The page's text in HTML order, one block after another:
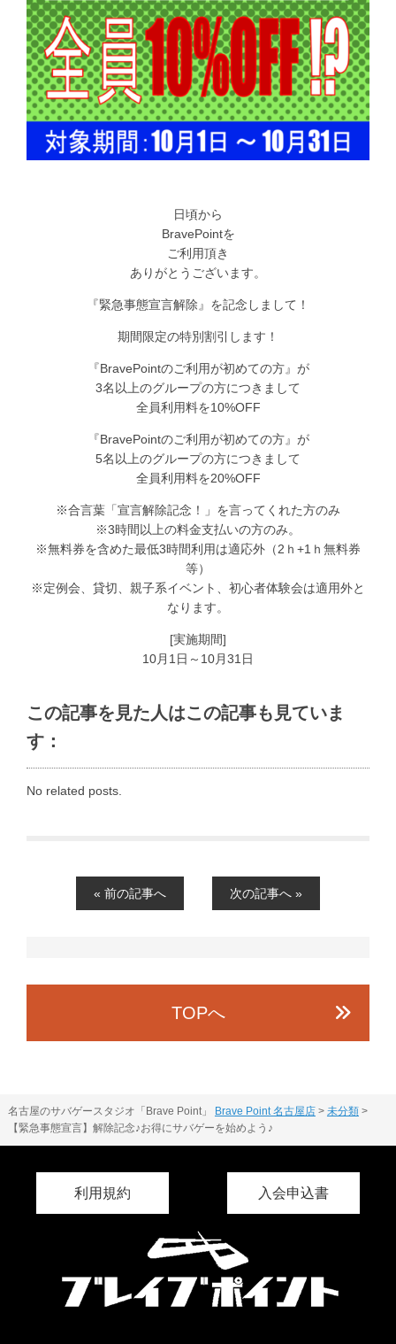
日頃から
BravePointを
ご利用頂き
ありがとうございます。
『緊急事態宣言解除』を記念しまして！
期間限定の特別割引します！
『BravePointのご利用が初めての方』が
3名以上のグループの方につきまして
全員利用料を10%OFF
『BravePointのご利用が初めての方』が
5名以上のグループの方につきまして
全員利用料を20%OFF
※合言葉「宣言解除記念！」を言ってくれた方のみ
※3時間以上の料金支払いの方のみ。
※無料券を含めた最低3時間利用は適応外（2ｈ+1ｈ無料券
等）
※定例会、貸切、親子系イベント、初心者体験会は適用外と
なります。
[実施期間]
10月1日～10月31日
この記事を見た人はこの記事も見ていま
す：
No related posts.
« 前の記事へ 次の記事へ »
TOPへ
名古屋のサバゲースタジオ「Brave Point」 Brave Point 名古屋店> 未分類>
【緊急事態宣言】解除記念♪お得にサバゲーを始めよう♪
利用規約 入会申込書